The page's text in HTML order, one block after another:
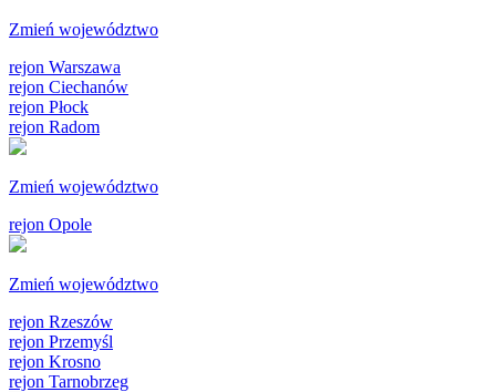
Zmień województwo
rejon Warszawa
rejon Ciechanów
rejon Płock
rejon Radom
Zmień województwo
rejon Opole
Zmień województwo
rejon Rzeszów
rejon Przemyśl
rejon Krosno
rejon Tarnobrzeg